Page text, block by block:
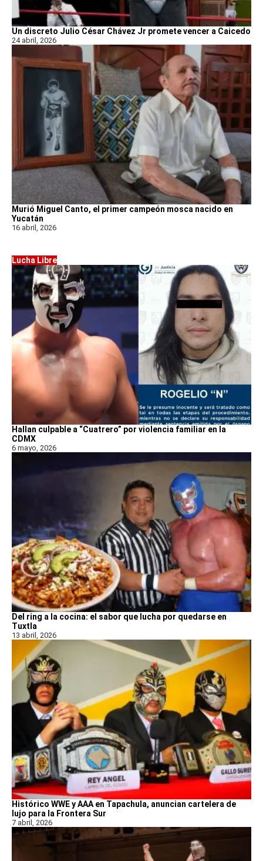
Un discreto Julio César Chávez Jr promete vencer a Caicedo
24 abril, 2026
Murió Miguel Canto, el primer campeón mosca nacido en
Yucatán
16 abril, 2026
Lucha Libre
Hallan culpable a “Cuatrero” por violencia familiar en la
CDMX
6 mayo, 2026
Del ring a la cocina: el sabor que lucha por quedarse en
Tuxtla
13 abril, 2026
Histórico WWE y AAA en Tapachula, anuncian cartelera de
lujo para la Frontera Sur
7 abril, 2026